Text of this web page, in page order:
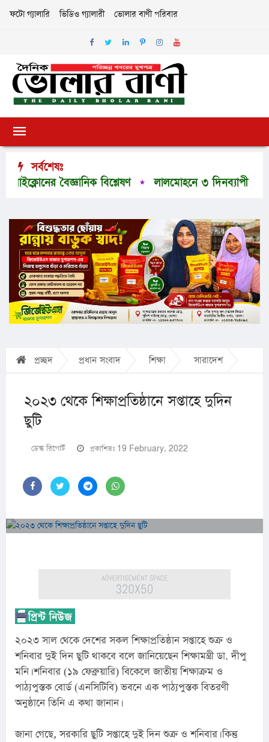
ফটো গ্যালারি ভিডিও গ্যালারী ভোলার বাণী পরিবার
সর্বশেষঃ
বৈজ্ঞানিক বিশ্লেষণ
লালমোহনে ৩ দিনব্যাপী
প্রচ্ছদ প্রধান সংবাদ শিক্ষা সারাদেশ
২০২৩ থেকে শিক্ষাপ্রতিষ্ঠানে সপ্তাহে দুদিন
ছুটি
ডেস্ক রিপোর্ট প্রকাশিতঃ 19 February, 2022
২০২৩ সাল থেকে দেশের সকল শিক্ষাপ্রতিষ্ঠান সপ্তাহে শুক্র ও
শনিবার দুই দিন ছুটি থাকবে বলে জানিয়েছেন শিক্ষামন্ত্রী ডা. দীপু
মনি। শনিবার (১৯ ফেব্রুয়ারি) বিকেলে জাতীয় শিক্ষাক্রম ও
পাঠ্যপুস্তক বোর্ড (এনসিটিবি) ভবনে এক পাঠ্যপুস্তক বিতরণী
অনুষ্ঠানে তিনি এ কথা জানান।
জানা গেছে, সরকারি ছুটি সপ্তাহে দুই দিন শুক্র ও শনিবার। কিন্তু